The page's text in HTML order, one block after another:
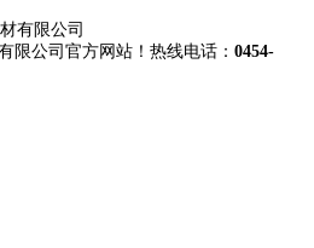
限公司官方网站！热线电话： 0454-